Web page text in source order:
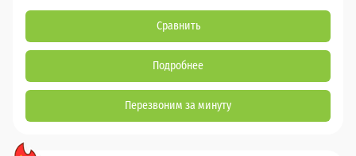
Сравнить
Подробнее
Перезвоним за минуту